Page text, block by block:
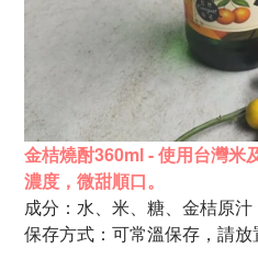
金桔燒酎360ml - 使用台灣米
濃度，微甜順口。
成分：水、米、糖、金桔原汁
保存方式：可常溫保存，請放